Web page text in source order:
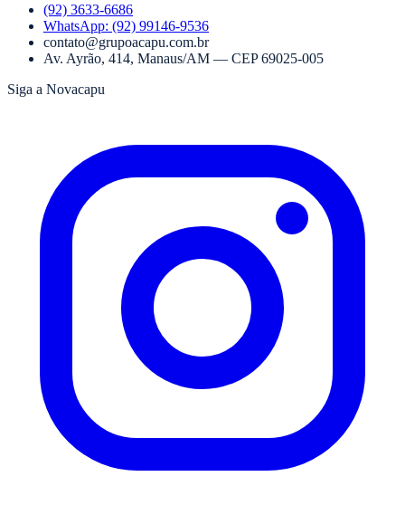
(92) 3633-6686
WhatsApp: (92) 99146-9536
contato@grupoacapu.com.br
Av. Ayrão, 414, Manaus/AM — CEP69025-005
Siga a Novacapu